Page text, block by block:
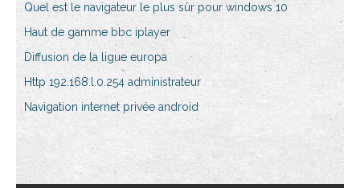
Quel est le navigateur le plus sûr pour windows 10
Haut de gamme bbc iplayer
Diffusion de la ligue europa
Http 192.168.l.0.254 administrateur
Navigation internet privée android